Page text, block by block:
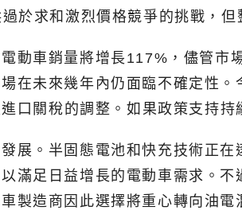
於求和激烈價格競爭的挑戰，但
動車銷量將增長117%，儘管
在未來幾年內仍面臨不確定性
口關稅的調整。如果政策支持持
展。半固態電池和快充技術正
滿足日益增長的電動車需求。
製造商因此選擇將重心轉向油